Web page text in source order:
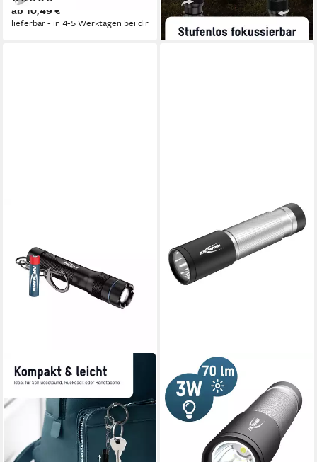
ab 10,49 €
lieferbar - in 4-5 Werktagen bei dir
lieferbar - in 4-5 Werktagen bei dir